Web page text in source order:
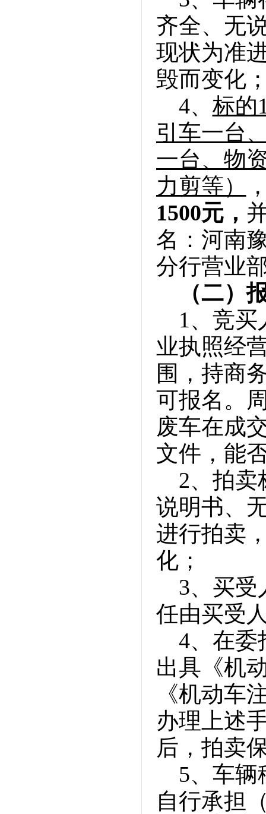
齐全、无
现状为准
毁而变化
4、 标的
引车一台
一台、物
力剪等）
1500元，
名：河南
分行营业
（二）
1、竞
业执照经
围，持商
可报名。
废车在成
文件，能
2、拍卖
说明书、
进行拍卖
化；
3、买受
任由买受
4、在委
出具《机
《机动车
办理上述
后，拍卖
5、车
自行承担